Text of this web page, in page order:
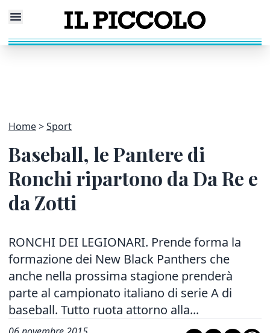
Home Sport
Baseball, le Pantere di
Ronchi ripartono da Da Re e
da Zotti
RONCHI DEI LEGIONARI. Prende forma la
formazione dei New Black Panthers che
anche nella prossima stagione prenderà
parte al campionato italiano di serie A di
baseball. Tutto ruota attorno alla...